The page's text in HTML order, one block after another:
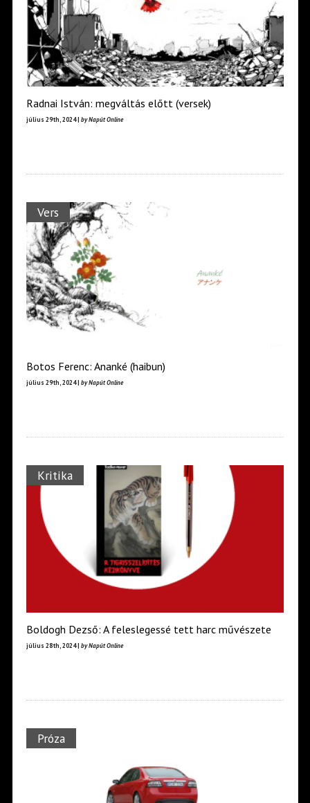
Radnai István: megváltás előtt (versek)
július 29th, 2024 | by Napút Online
Vers
Botos Ferenc: Ananké (haibun)
július 29th, 2024 | by Napút Online
Kritika
Boldogh Dezső: A feleslegessé tett harc művészete
július 28th, 2024 | by Napút Online
Próza